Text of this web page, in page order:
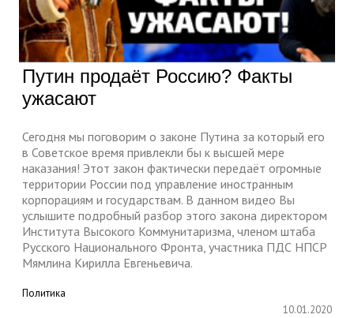
Путин продаёт Россию? Факты
ужасают
Сегодня мы поговорим о законе Путина за который его
в Советское время привлекли бы к высшей мере
наказания! Этот закон фактически передаёт огромные
территории России под управление иностранным
корпорациям и государствам. В данном видео Вы
услышите подробный разбор этого закона директором
Института Высокого Коммунитаризма, членом штаба
Русского Национального Фронта, участника ПДС НПСР
Мямлина Кирилла Евгеньевича.
Политика
10.01.2020